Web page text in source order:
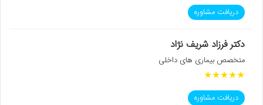
دریافت مشاوره
دکتر فرزاد شریف نژاد
متخصص بیماری های داخلی
★
★
★
★
★
دریافت مشاوره